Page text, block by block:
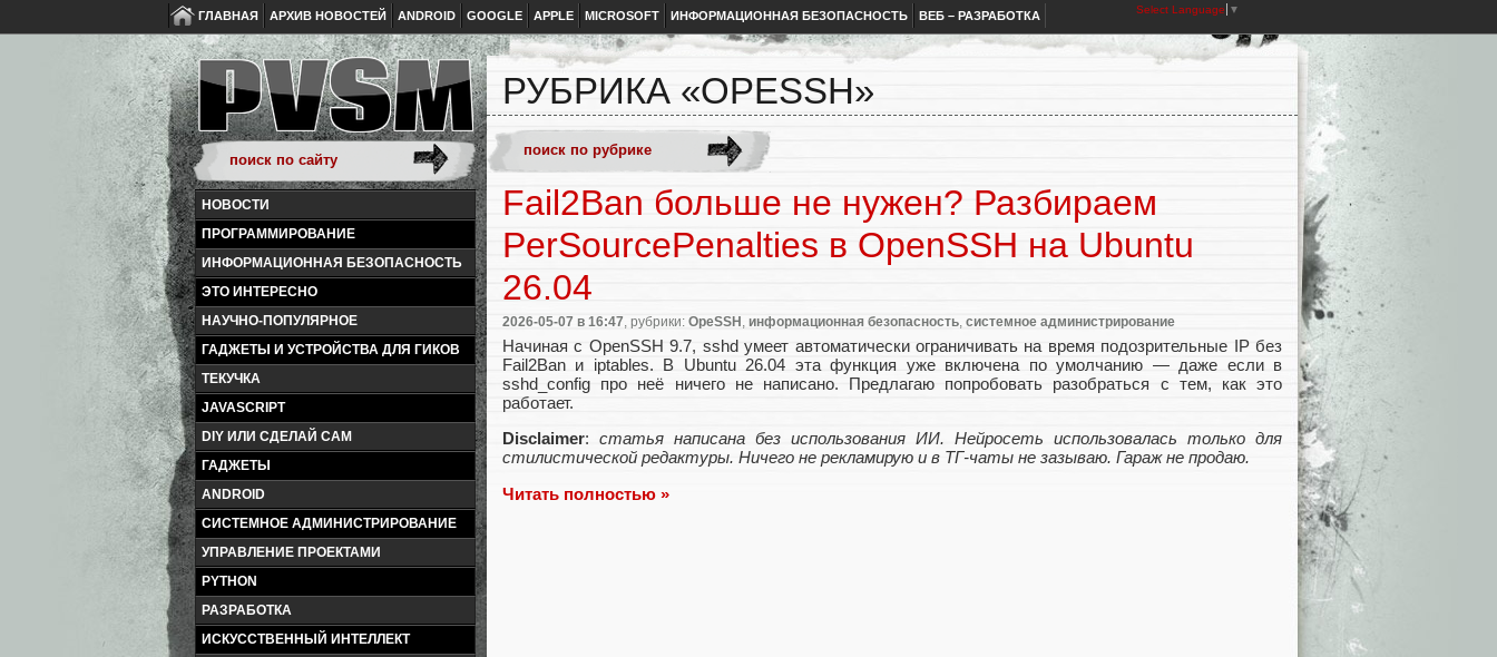
ГЛАВНАЯ АРХИВ НОВОСТЕЙ ANDROID GOOGLE APPLE MICROSOFT ИНФОРМАЦИОННАЯ БЕЗОПАСНОСТЬ ВЕБ – РАЗРАБОТКА Select Language ▼
НОВОСТИ
ПРОГРАММИРОВАНИЕ
ИНФОРМАЦИОННАЯ БЕЗОПАСНОСТЬ
ЭТО ИНТЕРЕСНО
НАУЧНО-ПОПУЛЯРНОЕ
ГАДЖЕТЫ И УСТРОЙСТВА ДЛЯ ГИКОВ
ТЕКУЧКА
JAVASCRIPT
DIY ИЛИ СДЕЛАЙ САМ
ГАДЖЕТЫ
ANDROID
СИСТЕМНОЕ АДМИНИСТРИРОВАНИЕ
УПРАВЛЕНИЕ ПРОЕКТАМИ
PYTHON
РАЗРАБОТКА
ИСКУССТВЕННЫЙ ИНТЕЛЛЕКТ
РУБРИКА «OPESSH»
Fail2Ban больше не нужен? Разбираем
PerSourcePenalties в OpenSSH на Ubuntu
26.04
2026-05-07 в 16:47 , рубрики: OpeSSH информационная безопасность системное администрирование
Начиная с OpenSSH 9.7, sshd умеет автоматически ограничивать на время подозрительные IP без
Fail2Ban и iptables. В Ubuntu 26.04 эта функция уже включена по умолчанию — даже если в
sshd_config про неё ничего не написано. Предлагаю попробовать разобраться с тем, как это
работает.
Disclaimer: статья написана без использования ИИ. Нейросеть использовалась только для
стилистической редактуры. Ничего не рекламирую и в ТГ-чаты не зазываю. Гараж не продаю.
Читать полностью »